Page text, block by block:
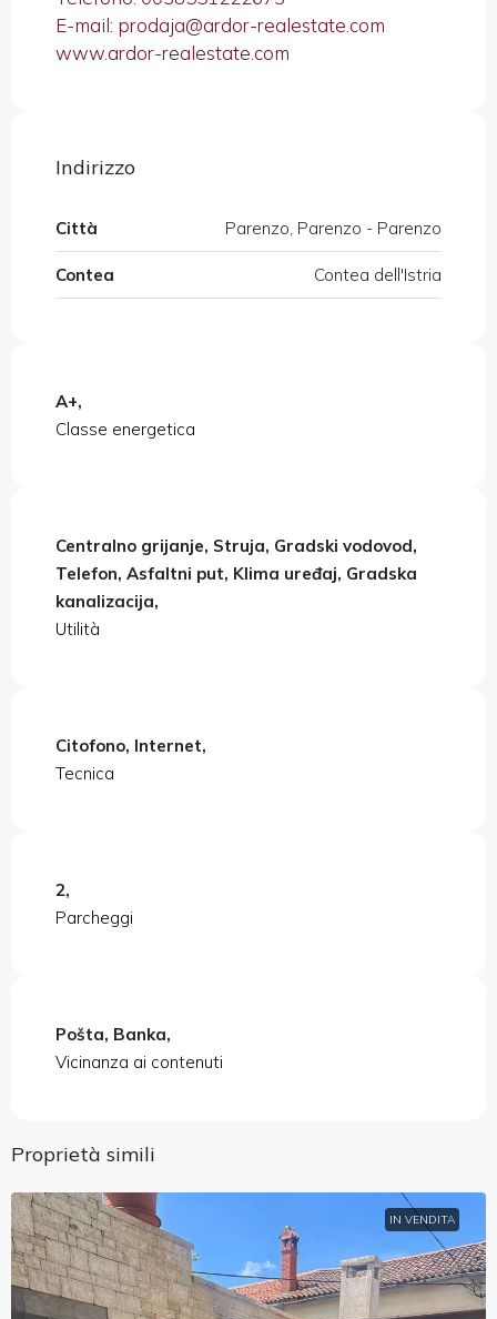
E-mail: prodaja@ardor-realestate.com
www.ardor-realestate.com
Indirizzo
Città Parenzo, Parenzo - Parenzo
Contea Contea dell'Istria
A+,
Classe energetica
Centralno grijanje, Struja, Gradski vodovod,
Telefon, Asfaltni put, Klima uređaj, Gradska
kanalizacija,
Utilità
Citofono, Internet,
Tecnica
2,
Parcheggi
Pošta, Banka,
Vicinanza ai contenuti
Proprietà simili
IN VENDITA